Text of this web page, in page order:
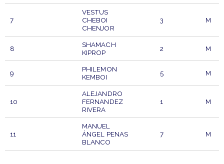
7
VESTUS
CHEBOI
CHENJOR
3 M
8
SHAMACH
KIPROP
2 M
9
PHILEMON
KEMBOI
5 M
10
ALEJANDRO
FERNANDEZ
RIVERA
1 M
11
MANUEL
ÁNGEL PENAS
BLANCO
7 M